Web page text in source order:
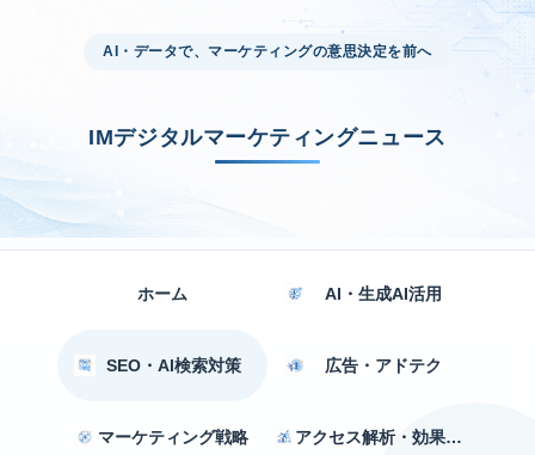
AI・データで、マーケティングの意思決定を前へ
IMデジタルマーケティングニュース
ホーム AI・生成AI活用
SEO・AI検索対策 広告・アドテク
マーケティング戦略 アクセス解析・効果測定